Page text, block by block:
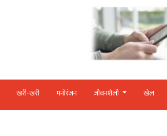
खरी-खरी मनोरंजन जीवनशैली खेल